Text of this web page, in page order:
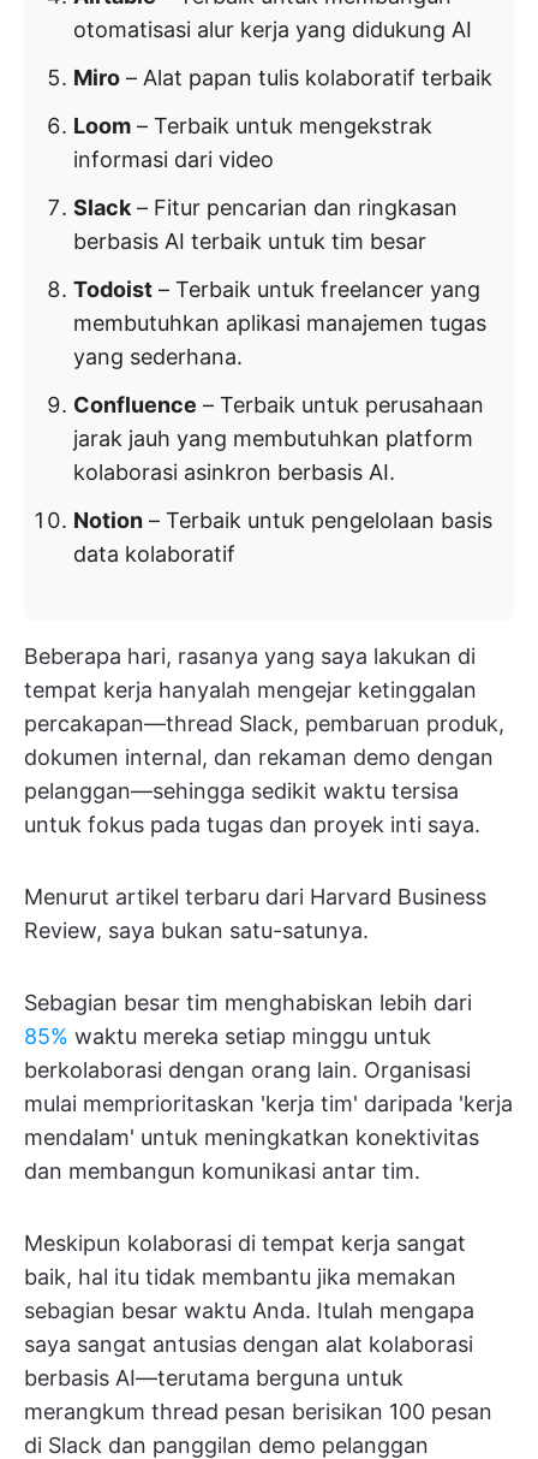
otomatisasi alur kerja yang didukung AI
Miro – Alat papan tulis kolaboratif terbaik
Loom – Terbaik untuk mengekstrak
informasi dari video
Slack – Fitur pencarian dan ringkasan
berbasis AI terbaik untuk tim besar
Todoist – Terbaik untuk freelancer yang
membutuhkan aplikasi manajemen tugas
yang sederhana.
Confluence – Terbaik untuk perusahaan
jarak jauh yang membutuhkan platform
kolaborasi asinkron berbasis AI.
Notion – Terbaik untuk pengelolaan basis
data kolaboratif
Beberapa hari, rasanya yang saya lakukan di
tempat kerja hanyalah mengejar ketinggalan
percakapan—thread Slack, pembaruan produk,
dokumen internal, dan rekaman demo dengan
pelanggan—sehingga sedikit waktu tersisa
untuk fokus pada tugas dan proyek inti saya.
Menurut artikel terbaru dari Harvard Business
Review, saya bukan satu-satunya.
Sebagian besar tim menghabiskan lebih dari
85% waktu mereka setiap minggu untuk
berkolaborasi dengan orang lain. Organisasi
mulai memprioritaskan 'kerja tim' daripada 'kerja
mendalam' untuk meningkatkan konektivitas
dan membangun komunikasi antar tim.
Meskipun kolaborasi di tempat kerja sangat
baik, hal itu tidak membantu jika memakan
sebagian besar waktu Anda. Itulah mengapa
saya sangat antusias dengan alat kolaborasi
berbasis AI—terutama berguna untuk
merangkum thread pesan berisikan 100 pesan
di Slack dan panggilan demo pelanggan